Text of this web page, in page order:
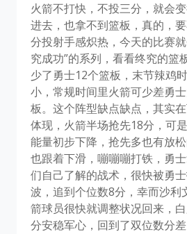
火箭不打快，不投三分，就会
进去，也拿不到篮板，真的，
分投射手感炽热，今天的比赛
究成功”的系列，看看终究的篮
少了勇士12个篮板，末节辣鸡
小，常规时间里火箭可少差勇
板。这个阵型缺点缺点，其实
体现，火箭半场抢先18分，可
能量初步下降，抢先多也有放
也跟着下滑，嘣嘣嘣打铁，勇
们自己了解的战术，很快被勇
波，追到个位数8分，幸而沙利
箭球员很快就调整状况回来，
分安稳军心，回到了双位数分差